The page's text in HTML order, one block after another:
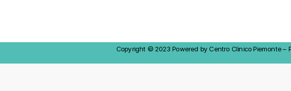
Copyright © 2023 Powered by Centro Clinico Piemonte –